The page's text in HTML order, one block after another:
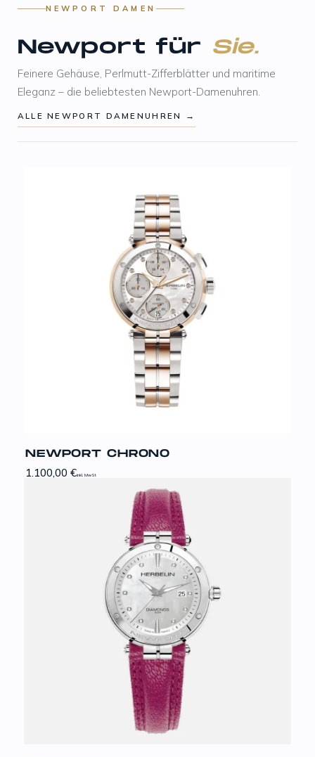
NEWPORT DAMEN
Newport für Sie.
Feinere Gehäuse, Perlmutt-Zifferblätter und maritime
Eleganz – die beliebtesten Newport-Damenuhren.
ALLE NEWPORT DAMENUHREN →
NEWPORT CHRONO
1.100,00€inkl. MwSt